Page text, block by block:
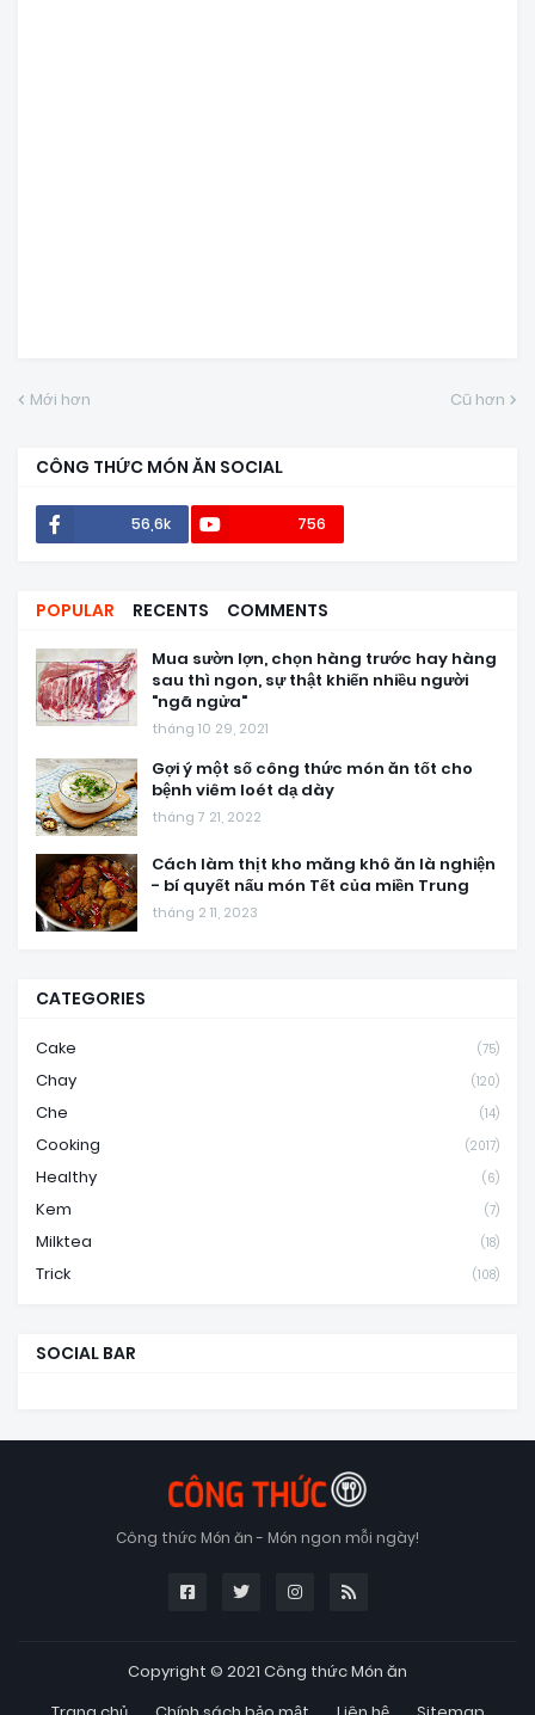
Mới hơn Cũ hơn
CÔNG THỨC MÓN ĂN SOCIAL
56,6k 756
POPULAR RECENTS COMMENTS
Mua sườn lợn, chọn hàng trước hay hàng
sau thì ngon, sự thật khiến nhiều người
"ngã ngửa"
tháng 10 29, 2021
Gợi ý một số công thức món ăn tốt cho
bệnh viêm loét dạ dày
tháng 7 21, 2022
Cách làm thịt kho măng khô ăn là nghiện
- bí quyết nấu món Tết của miền Trung
tháng 2 11, 2023
CATEGORIES
Cake (75)
Chay (120)
Che (14)
Cooking (2017)
Healthy (6)
Kem (7)
Milktea (18)
Trick (108)
SOCIAL BAR
Công thức Món ăn - Món ngon mỗi ngày!
Copyright © 2021 Công thức Món ăn